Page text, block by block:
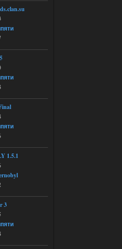
OGSR +
su
OGSR +
другое,
таких
1
su
1.5.1
3